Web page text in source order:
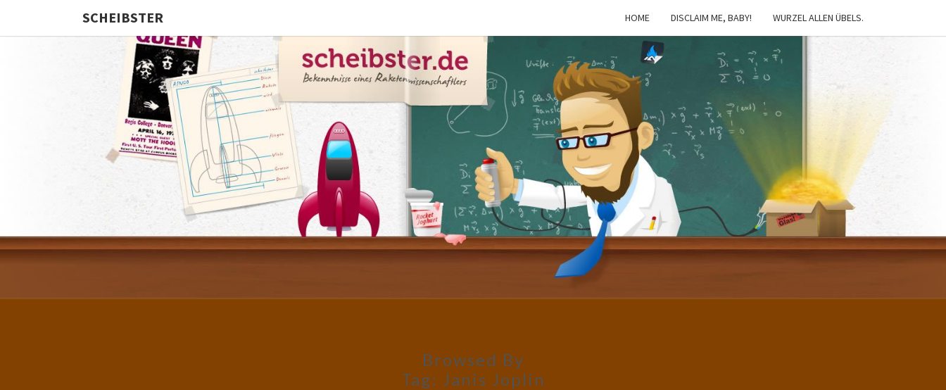
SCHEIBSTER HOME DISCLAIM ME, BABY! WURZEL ALLEN ÜBELS.
SCHEIBSTER
Gutbürgerliche
Reime Und
Mehr! In
Blogform.
Total Old
School!
Browsed By
Tag: Janis Joplin